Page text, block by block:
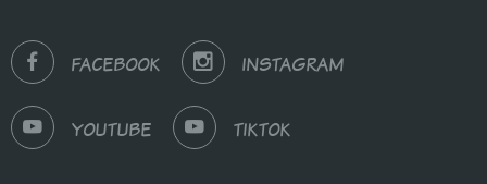
FACEBOOK INSTAGRAM
YOUTUBE TIKTOK